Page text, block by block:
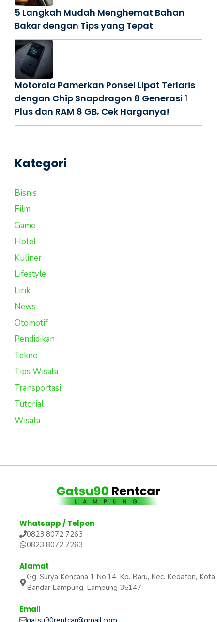
5 Langkah Mudah Menghemat Bahan
Bakar dengan Tips yang Tepat
Motorola Pamerkan Ponsel Lipat Terlaris
dengan Chip Snapdragon 8 Generasi 1
Plus dan RAM 8 GB, Cek Harganya!
Kategori
Bisnis
Film
Game
Hotel
Kuliner
Lifestyle
Lirik
News
Otomotif
Pendidikan
Tekno
Tips Wisata
Transportasi
Tutorial
Wisata
Whatsapp / Telpon
0823 8072 7263
0823 8072 7263
Alamat
Gg. Surya Kencana 1 No.14, Kp. Baru, Kec. Kedaton, Kota
Bandar Lampung, Lampung 35147
Email
gatsu90rentcar@gmail.com